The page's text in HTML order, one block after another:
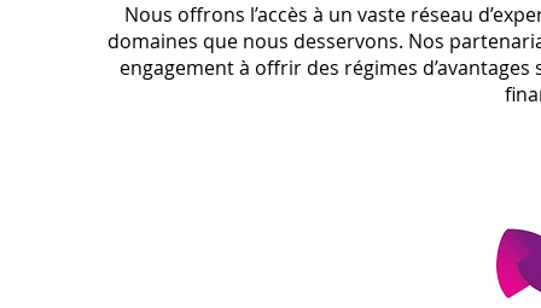
Nous offrons l’accès à un vaste réseau
domaines que nous desservons. Nos
engagement à offrir des régimes